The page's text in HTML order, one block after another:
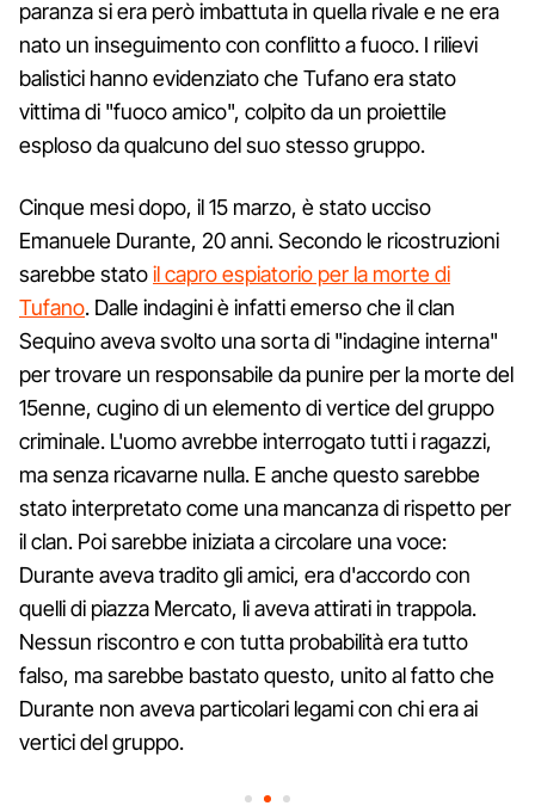
paranza si era però imbattuta in quella rivale e ne era
nato un inseguimento con conflitto a fuoco. I rilievi
balistici hanno evidenziato che Tufano era stato
vittima di "fuoco amico", colpito da un proiettile
esploso da qualcuno del suo stesso gruppo.
Cinque mesi dopo, il 15 marzo, è stato ucciso
Emanuele Durante, 20 anni. Secondo le ricostruzioni
sarebbe statoil capro espiatorio per la morte di
Tufano. Dalle indagini è infatti emerso che il clan
Sequino aveva svolto una sorta di "indagine interna"
per trovare un responsabile da punire per la morte del
15enne, cugino di un elemento di vertice del gruppo
criminale. L'uomo avrebbe interrogato tutti i ragazzi,
ma senza ricavarne nulla. E anche questo sarebbe
stato interpretato come una mancanza di rispetto per
il clan. Poi sarebbe iniziata a circolare una voce:
Durante aveva tradito gli amici, era d'accordo con
quelli di piazza Mercato, li aveva attirati in trappola.
Nessun riscontro e con tutta probabilità era tutto
falso, ma sarebbe bastato questo, unito al fatto che
Durante non aveva particolari legami con chi era ai
vertici del gruppo.